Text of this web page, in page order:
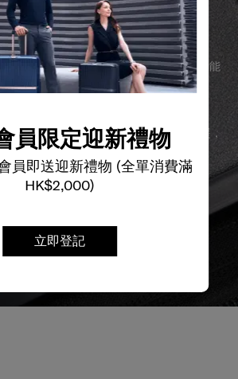
員限定迎新禮物
員即送迎新禮物 (全單消費滿
HK$2,000)
立即登記
修
諾提供全球保修服務，確保您的旅行裝備能
身邊。
維修
質的物料製造產品，並提供可靠的服務支援，
情況，您的旅程始終領先一步。